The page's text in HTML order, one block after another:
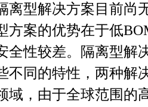
离型解决方案目前尚
方案的优势在于低
全性较差。隔离型解
不同的特性，两种解
域，由于全球范围的